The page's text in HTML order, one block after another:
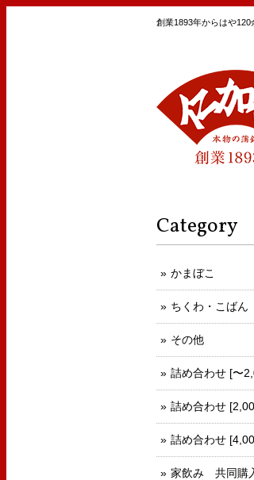
創業1893年からはや120
Category
かまぼこ
ちくわ・こばん
その他
詰め合わせ [〜
詰め合わせ
詰め合わせ
家飲み 共同購